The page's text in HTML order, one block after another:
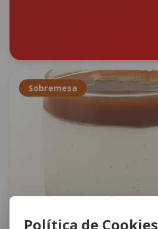
Política de Cookies
Sobremesa